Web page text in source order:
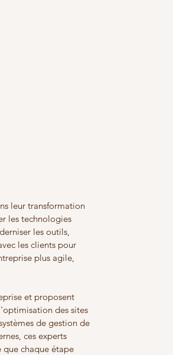
leur transformation
les technologies
les outils,
les clients pour
plus agile,
et proposent
des sites
de gestion de
ces experts
chaque étape